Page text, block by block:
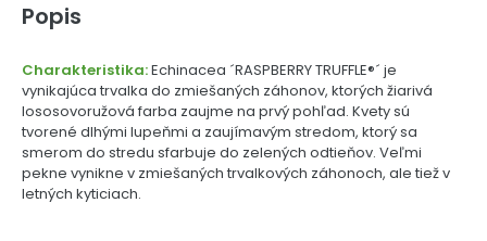
Popis
Charakteristika:Echinacea ´RASPBERRY TRUFFLE®´ je
vynikajúca trvalka do zmiešaných záhonov, ktorých žiarivá
lososovoružová farba zaujme na prvý pohľad. Kvety sú
tvorené dlhými lupeňmi a zaujímavým stredom, ktorý sa
smerom do stredu sfarbuje do zelených odtieňov. Veľmi
pekne vynikne v zmiešaných trvalkových záhonoch, ale tiež v
letných kyticiach.